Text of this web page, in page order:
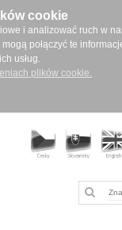
cookie
i analizować ruch w
połączyć te
usług.
plików cookie.